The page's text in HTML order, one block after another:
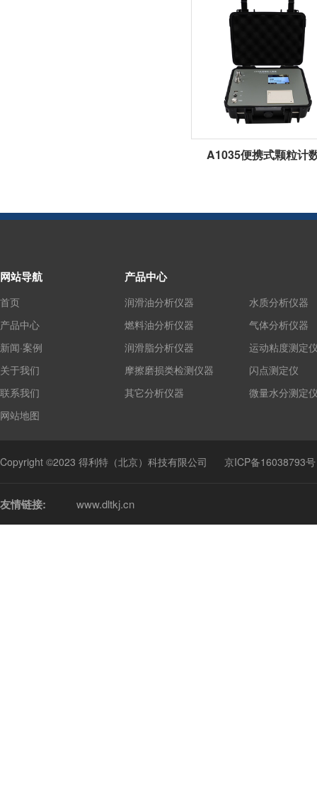
A1035便携式颗粒计
网站导航
首页
产品中心
新闻·案例
关于我们
联系我们
网站地图
产品中心
润滑油分析仪器
燃料油分析仪器
润滑脂分析仪器
摩擦磨损类检测仪器
其它分析仪器
水质分析仪器
气体分析仪器
运动粘度测定
闪点测定仪
微量水分测定
Copyright ©2023 得利特（北京）科技有限公司 京ICP备16038793号
友情链接: www.dltkj.cn